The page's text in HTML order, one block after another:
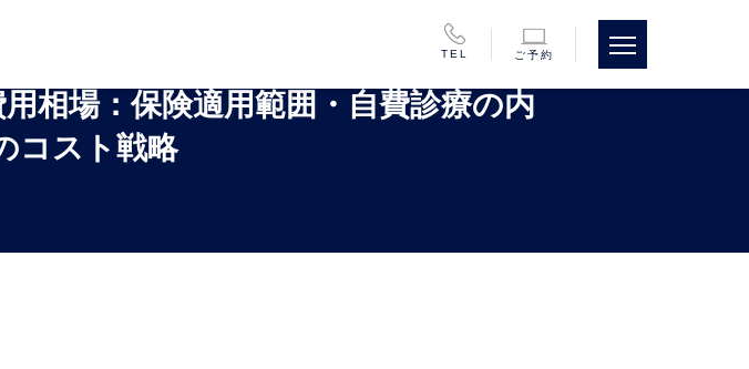
TEL ご予約
相場：保険適用範囲・自費診療の内
コスト戦略